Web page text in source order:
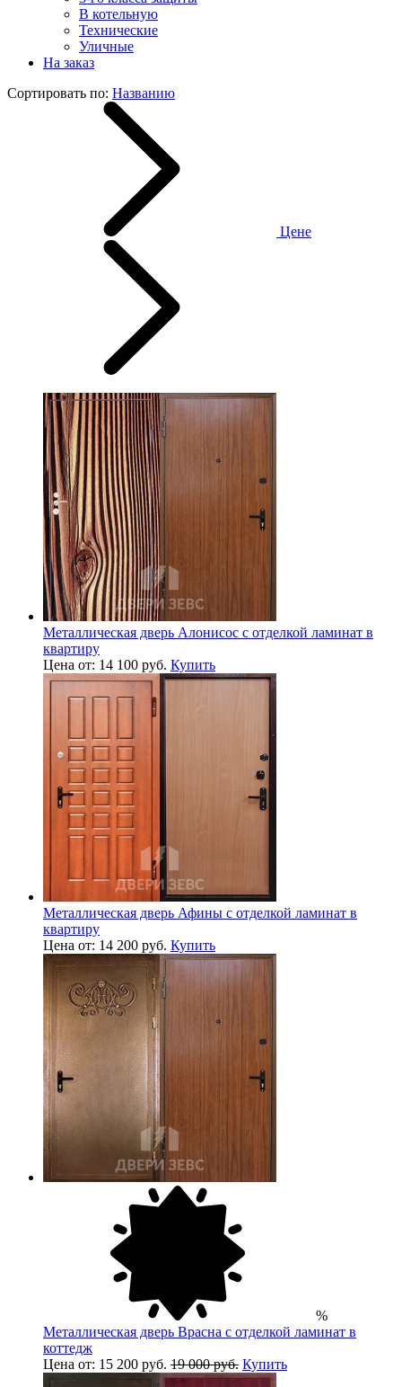
В котельную
Технические
Уличные
На заказ
Сортировать по: Названию
Цене
Металлическая дверь Алонисос с отделкой ламинат в
квартиру
Цена от: 14 100 руб. Купить
Металлическая дверь Афины с отделкой ламинат в
квартиру
Цена от: 14 200 руб. Купить
%
Металлическая дверь Врасна с отделкой ламинат в
коттедж
Цена от: 15 200 руб. 19 000 руб. Купить